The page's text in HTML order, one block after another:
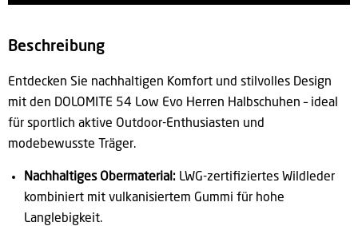
Beschreibung
Entdecken Sie nachhaltigen Komfort und stilvolles Design
mit den DOLOMITE 54 Low Evo Herren Halbschuhen – ideal
für sportlich aktive Outdoor-Enthusiasten und
modebewusste Träger.
Nachhaltiges Obermaterial: LWG-zertifiziertes Wildleder
kombiniert mit vulkanisiertem Gummi für hohe
Langlebigkeit.